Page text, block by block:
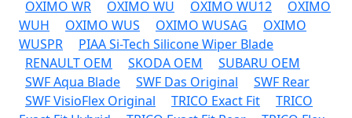
OXIMO WR
OXIMO WU OXIMO WU12
OXIMO
WUH
OXIMO WUS OXIMO WUSAG
OXIMO
WUSPR
PIAA Si-Tech Silicone Wiper Blade
RENAULT OEM
SKODA OEM
SUBARU OEM
SWF Aqua Blade
SWF Das Original
SWF Rear
SWF VisioFlex Original
TRICO Exact Fit
TRICO